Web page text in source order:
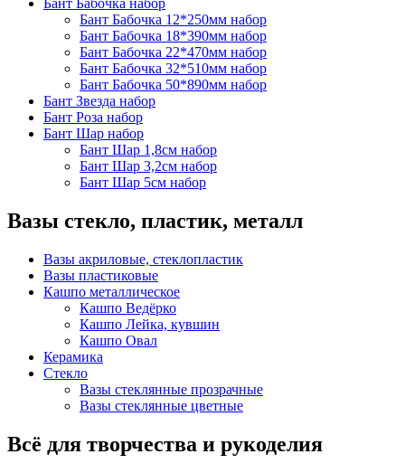
Бант Бабочка 12*250мм набор
Бант Бабочка 18*390мм набор
Бант Бабочка 22*470мм набор
Бант Бабочка 32*510мм набор
Бант Бабочка 50*890мм набор
Бант Звезда набор
Бант Роза набор
Бант Шар набор
Бант Шар 1,8см набор
Бант Шар 3,2см набор
Бант Шар 5см набор
Вазы стекло, пластик, металл
Вазы акриловые, стеклопластик
Вазы пластиковые
Кашпо металлическое
Кашпо Ведёрко
Кашпо Лейка, кувшин
Кашпо Овал
Керамика
Стекло
Вазы стеклянные прозрачные
Вазы стеклянные цветные
Всё для творчества и рукоделия